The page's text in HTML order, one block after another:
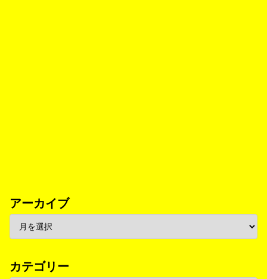
アーカイブ
カテゴリー